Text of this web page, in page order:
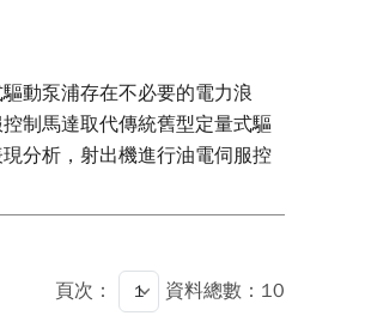
動泵浦存在不必要的電力浪
制馬達取代傳統舊型定量式驅
分析，射出機進行油電伺服控
頁次： 資料總數：10